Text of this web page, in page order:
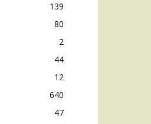
139
80
2
44
12
640
47